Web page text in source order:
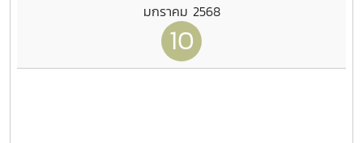
มกราคม 2568
10